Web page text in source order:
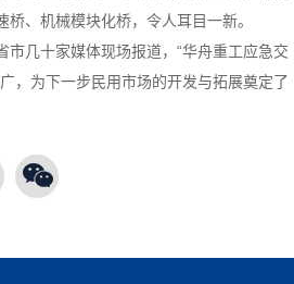
、机械模块化桥，令人耳目一新。
市几十家媒体现场报道，“华舟重工应急交
，为下一步民用市场的开发与拓展奠定了